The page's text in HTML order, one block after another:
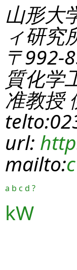
山形大
ィ研究
〒992-
質化学
准教授
url:
mailto:
a b c d ?
kW